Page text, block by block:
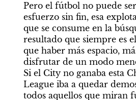
Pero el fútbol no puede
esfuerzo sin fin, esa
que se consume en la
resultado que siempre es
que haber más espacio,
disfrutar de un modo
Si el City no ganaba esta
League iba a quedar
todos aquellos que miran